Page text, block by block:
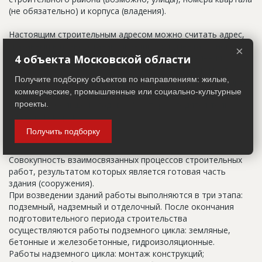
(не обязательно) и корпуса (владения).
Настоящим строительным адресом можно считать адрес,
указанный в правоустанавливающих документах. Иногда
строительные организации делают свои добавления
должен присутствовать официальный строительный адрес,
а все остальное - это уточнения типа "шестикомнатная
квартира с большой кладовой", которые годятся только
Цикл строительства
Совокупность взаимосвязанных процессов строительных
работ, результатом которых является готовая часть
здания (сооружения).
При возведении зданий работы выполняются в три этапа:
подземный, надземный и отделочный. После окончания
подготовительного периода строительства
осуществляются работы подземного цикла: земляные,
бетонные и железобетонные, гидроизоляционные.
Работы надземного цикла: монтаж конструкций;
×
4 объекта Московской области
Получите подборку объектов по направлениям: жилые,
коммерческие, промышленные или социально-культурные
проекты.
Получить подборку